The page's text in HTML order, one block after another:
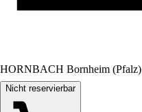
HORNBACH Bornheim (Pfalz)
Nicht reservierbar